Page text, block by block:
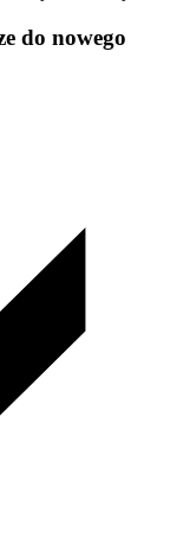
do nowego